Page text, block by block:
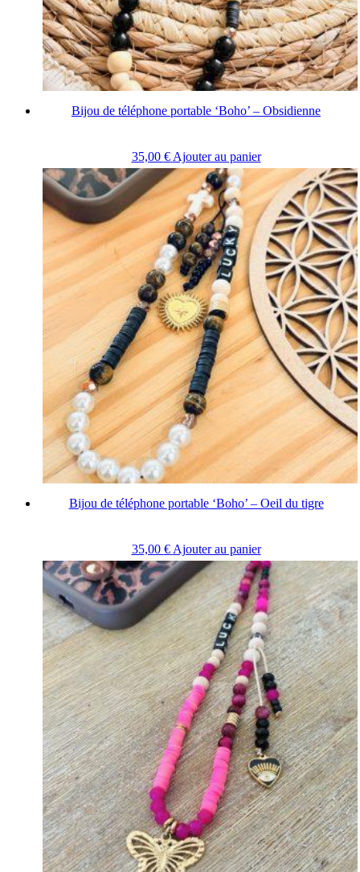
Bijou de téléphone portable ‘Boho’ – Obsidienne
35,00 € Ajouter au panier
Bijou de téléphone portable ‘Boho’ – Oeil du tigre
35,00 € Ajouter au panier